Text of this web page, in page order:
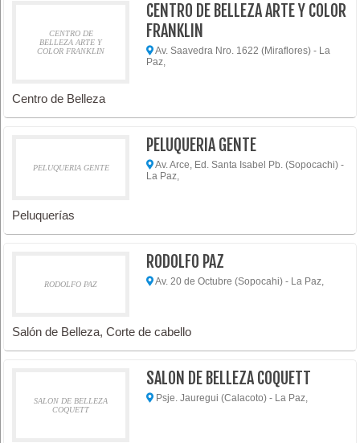
CENTRO DE
BELLEZA ARTE Y
COLOR FRANKLIN
CENTRO DE BELLEZA ARTE Y COLOR
FRANKLIN
Av. Saavedra Nro. 1622 (Miraflores) - La
Paz,
Centro de Belleza
PELUQUERIA GENTE
PELUQUERIA GENTE
Av. Arce, Ed. Santa Isabel Pb. (Sopocachi) -
La Paz,
Peluquerías
RODOLFO PAZ
RODOLFO PAZ
Av. 20 de Octubre (Sopocahi) - La Paz,
Salón de Belleza, Corte de cabello
SALON DE BELLEZA
COQUETT
SALON DE BELLEZA COQUETT
Psje. Jauregui (Calacoto) - La Paz,